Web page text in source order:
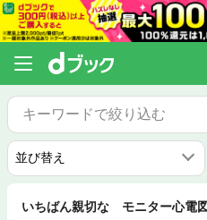
いちばん親切な モニター心電